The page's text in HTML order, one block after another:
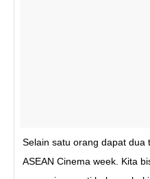
Selain satu orang dapat dua
ASEAN Cinema week. Kita